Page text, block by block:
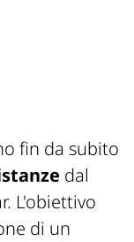
fin da subito
dal
L'obiettivo
di un